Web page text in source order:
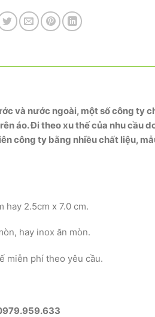
và nước ngoài, một số công ty
áo. Đi theo xu thế của nhu cầu
công ty bằng nhiều chất liệu,
hay 2.5cm x 7.0 cm.
hay inox ăn mòn.
miễn phí theo yêu cầu.